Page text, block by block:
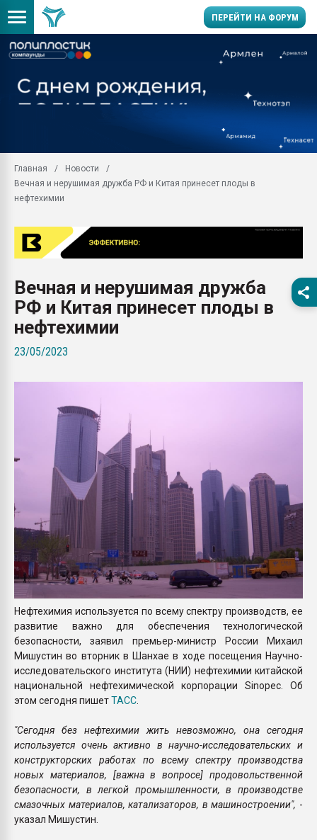
ПЕРЕЙТИ НА ФОРУМ
заводу пластмасс"
первый план в
28.07.2026
ситуацией на
ПЕРЕЙТИ НА
Главная
Новости
Вечная и нерушимая дружба РФ и Китая принесет плоды в
нефтехимии
Вечная и нерушимая дружба
РФ и Китая принесет плоды в
нефтехимии
23/05/2023
Нефтехимия используется по всему спектру производств, ее
развитие важно для обеспечения технологической
безопасности, заявил премьер-министр России Михаил
Мишустин во вторник в Шанхае в ходе посещения Научно-
исследовательского института (НИИ) нефтехимии китайской
национальной нефтехимической корпорации Sinopec. Об
этом сегодня пишетТАСС
"Сегодня без нефтехимии жить невозможно, она сегодня
используется очень активно в научно-исследовательских и
конструкторских работах по всему спектру производства
новых материалов, [важна в вопросе] продовольственной
безопасности, в легкой промышленности, в производстве
смазочных материалов, катализаторов, в машиностроении", -
указал Мишустин.